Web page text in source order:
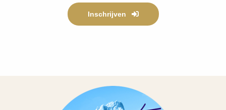
Inschrijven